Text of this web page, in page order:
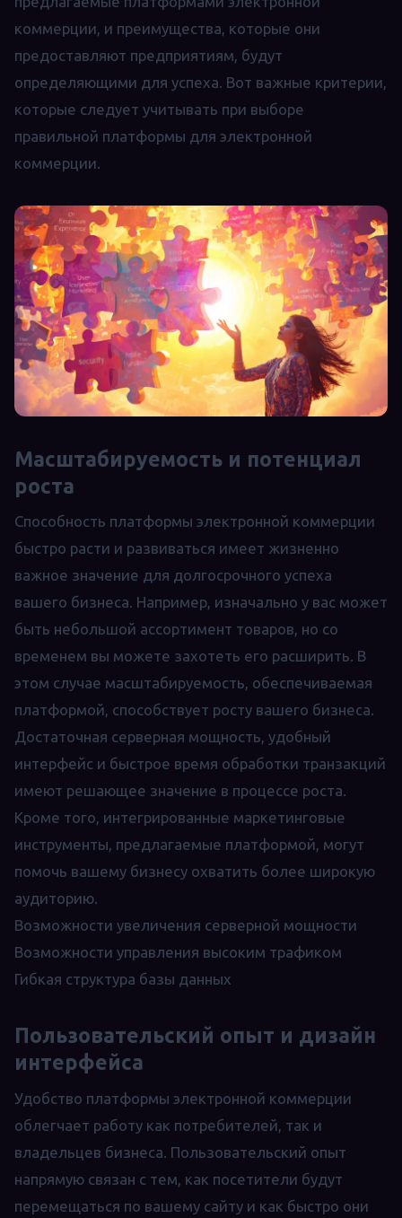
коммерции, и преимущества, которые они
предоставляют предприятиям, будут
определяющими для успеха. Вот важные критерии,
которые следует учитывать при выборе
правильной платформы для электронной
коммерции.
Масштабируемость и потенциал
роста
Способность платформы электронной коммерции
быстро расти и развиваться имеет жизненно
важное значение для долгосрочного успеха
вашего бизнеса. Например, изначально у вас может
быть небольшой ассортимент товаров, но со
временем вы можете захотеть его расширить. В
этом случае масштабируемость, обеспечиваемая
платформой, способствует росту вашего бизнеса.
Достаточная серверная мощность, удобный
интерфейс и быстрое время обработки транзакций
имеют решающее значение в процессе роста.
Кроме того, интегрированные маркетинговые
инструменты, предлагаемые платформой, могут
помочь вашему бизнесу охватить более широкую
аудиторию.
Возможности увеличения серверной мощности
Возможности управления высоким трафиком
Гибкая структура базы данных
Пользовательский опыт и дизайн
интерфейса
Удобство платформы электронной коммерции
облегчает работу как потребителей, так и
владельцев бизнеса. Пользовательский опыт
напрямую связан с тем, как посетители будут
перемещаться по вашему сайту и как быстро они